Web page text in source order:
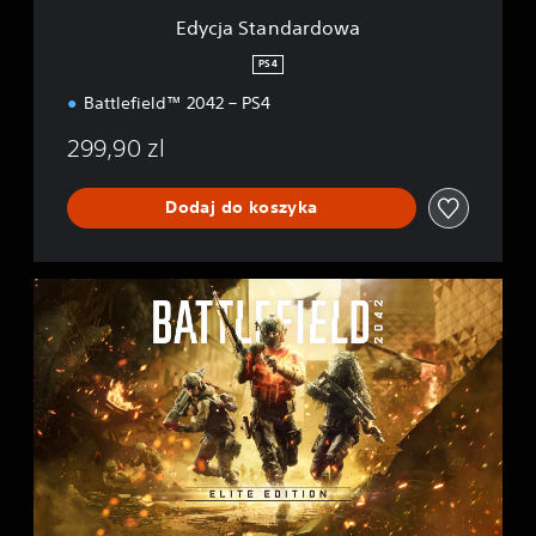
Edycja Standardowa
PS4
Battlefield™ 2042 – PS4
299,90 zl
Dodaj do koszyka
E
y
c
j
a
E
l
i
t